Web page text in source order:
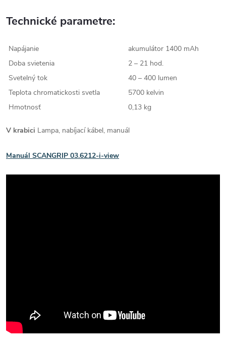
Technické parametre:
Napájanie
akumulátor 1400 mAh
Doba svietenia
2 – 21 hod.
Svetelný tok
40 – 400 lumen
Teplota chromatickosti svetla
5700 kelvin
Hmotnosť
0,13 kg
V krabici Lampa, nabíjací kábel, manuál
Manuál SCANGRIP 03.6212-i-view